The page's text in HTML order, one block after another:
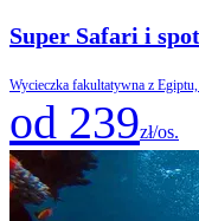
Super Safari i
Wycieczka fakultatywna z
od 239zł/os.